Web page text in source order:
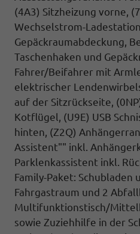
(4A3) Sitzheizung vorne,
Wechselstrom-
Gepäckraumabdeckung,
Taschenhaken und
Fahrer/Beifahrer mit
elektrischer
auf der Sitzrückseite,
Kotflügel, (U9E) USB
hinten, (Z2Q)
Assistent"" inkl.
Parklenkassistent inkl.
Family-Paket: Schubladen
Fahrgastraum und 2
Multifunktionstisch/
sowie Zuziehhilfe in der